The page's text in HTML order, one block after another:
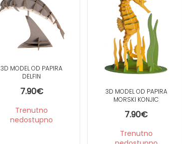
3D MODEL OD PAPIRA
DELFIN
7.90€
Trenutno
nedostupno
3D MODEL OD PAPIRA
MORSKI KONJIC
7.90€
Trenutno